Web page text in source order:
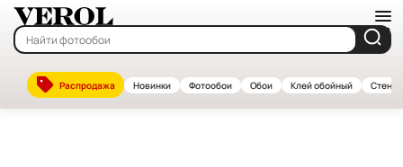
Распродажа Новинки Фотообои Обои Клей обойный
Главная—Каталог
Жарамсыз ақпарат блогы